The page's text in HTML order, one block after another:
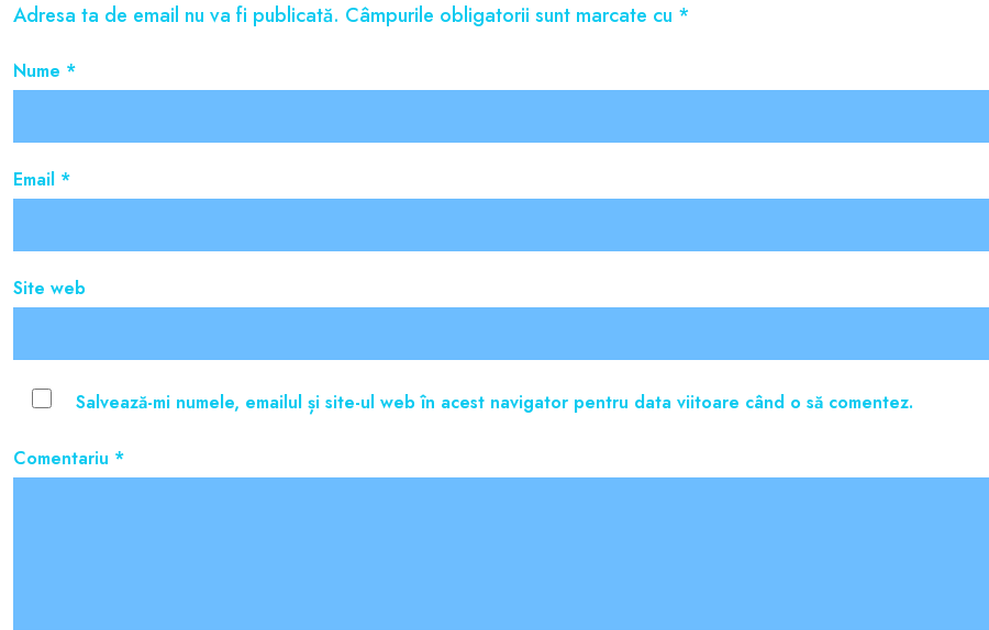
Adresa ta de email nu va fi publicată. Câmpurile obligatorii sunt marcate cu *
Nume *
Email *
Site web
Salvează-mi numele, emailul și site-ul web în acest navigator pentru data viitoare când o să comentez.
Comentariu *